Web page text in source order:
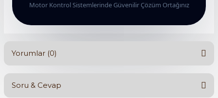
Motor Kontrol Sistemlerinde Güvenilir Çözüm Ortağınız
Yorumlar (0)
Soru & Cevap